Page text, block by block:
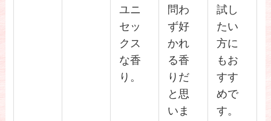
ユニ
セッ
クス
な香
り。
問わ
ず好
かれ
る香
りだ
と思
いま
試し
たい
方に
もお
すす
めで
す。